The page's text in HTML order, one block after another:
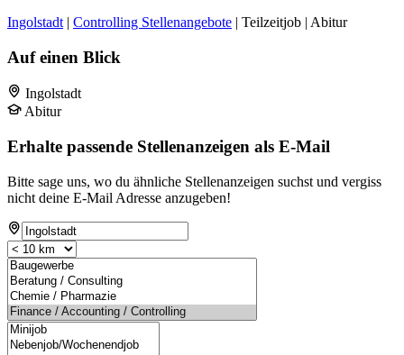
Ingolstadt | Controlling Stellenangebote | Teilzeitjob | Abitur
Auf einen Blick
Ingolstadt
Abitur
Erhalte passende Stellenanzeigen als E-Mail
Bitte sage uns, wo du ähnliche Stellenanzeigen suchst und vergiss
nicht deine E-Mail Adresse anzugeben!